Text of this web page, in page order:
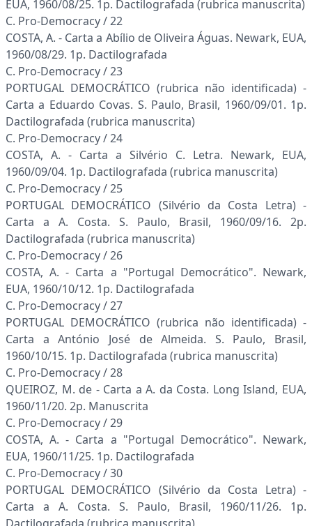
EUA, 1960/08/25. 1p. Dactilografada (rubrica manuscrita)
C. Pro-Democracy / 22
COSTA, A. - Carta a Abílio de Oliveira Águas. Newark, EUA,
1960/08/29. 1p. Dactilografada
C. Pro-Democracy / 23
PORTUGAL DEMOCRÁTICO (rubrica não identificada) -
Carta a Eduardo Covas. S. Paulo, Brasil, 1960/09/01. 1p.
Dactilografada (rubrica manuscrita)
C. Pro-Democracy / 24
COSTA, A. - Carta a Silvério C. Letra. Newark, EUA,
1960/09/04. 1p. Dactilografada (rubrica manuscrita)
C. Pro-Democracy / 25
PORTUGAL DEMOCRÁTICO (Silvério da Costa Letra) -
Carta a A. Costa. S. Paulo, Brasil, 1960/09/16. 2p.
Dactilografada (rubrica manuscrita)
C. Pro-Democracy / 26
COSTA, A. - Carta a "Portugal Democrático". Newark,
EUA, 1960/10/12. 1p. Dactilografada
C. Pro-Democracy / 27
PORTUGAL DEMOCRÁTICO (rubrica não identificada) -
Carta a António José de Almeida. S. Paulo, Brasil,
1960/10/15. 1p. Dactilografada (rubrica manuscrita)
C. Pro-Democracy / 28
QUEIROZ, M. de - Carta a A. da Costa. Long Island, EUA,
1960/11/20. 2p. Manuscrita
C. Pro-Democracy / 29
COSTA, A. - Carta a "Portugal Democrático". Newark,
EUA, 1960/11/25. 1p. Dactilografada
C. Pro-Democracy / 30
PORTUGAL DEMOCRÁTICO (Silvério da Costa Letra) -
Carta a A. Costa. S. Paulo, Brasil, 1960/11/26. 1p.
Dactilografada (rubrica manuscrita)